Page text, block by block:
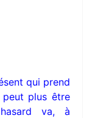
qui prend
plus être
va, à